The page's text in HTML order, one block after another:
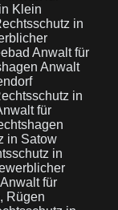
Klein
in
Anwalt für
Anwalt
in
für
in Satow
in
Anwalt für
Rügen